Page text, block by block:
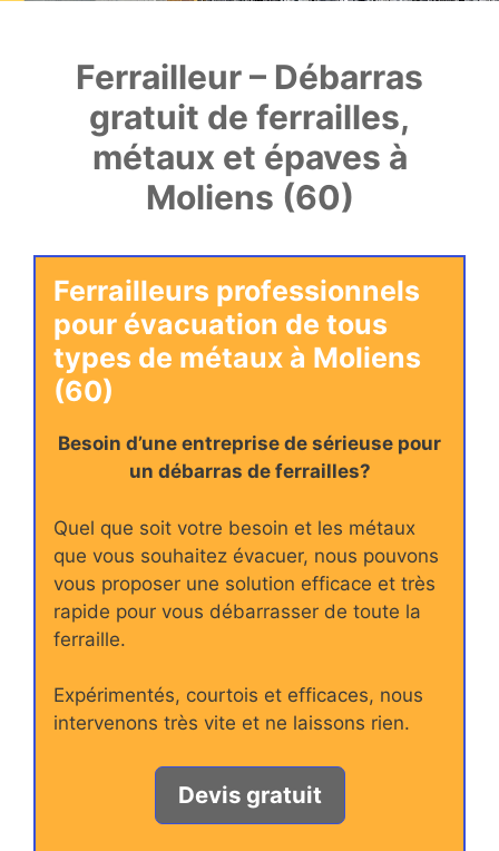
Ferrailleur – Débarras
gratuit de ferrailles,
métaux et épaves à
Moliens (60)
Ferrailleurs professionnels
pour évacuation de tous
types de métaux à Moliens
(60)
Besoin d’une entreprise de sérieuse pour
un débarras de ferrailles?
Quel que soit votre besoin et les métaux
que vous souhaitez évacuer, nous pouvons
vous proposer une solution efficace et très
rapide pour vous débarrasser de toute la
ferraille.
Expérimentés, courtois et efficaces, nous
intervenons très vite et ne laissons rien.
Devis gratuit